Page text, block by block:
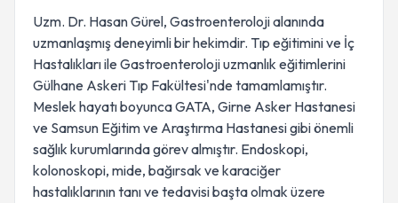
Uzm. Dr. Hasan Gürel, Gastroenteroloji alanında
uzmanlaşmış deneyimli bir hekimdir. Tıp eğitimini ve İç
Hastalıkları ile Gastroenteroloji uzmanlık eğitimlerini
Gülhane Askeri Tıp Fakültesi'nde tamamlamıştır.
Meslek hayatı boyunca GATA, Girne Asker Hastanesi
ve Samsun Eğitim ve Araştırma Hastanesi gibi önemli
sağlık kurumlarında görev almıştır. Endoskopi,
kolonoskopi, mide, bağırsak ve karaciğer
hastalıklarının tanı ve tedavisi başta olmak üzere